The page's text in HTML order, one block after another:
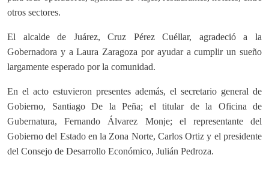
otros sectores.
El alcalde de Juárez, Cruz Pérez Cuéllar, agradeció a la
Gobernadora y a Laura Zaragoza por ayudar a cumplir un sueño
largamente esperado por la comunidad.
En el acto estuvieron presentes además, el secretario general de
Gobierno, Santiago De la Peña; el titular de la Oficina de
Gubernatura, Fernando Álvarez Monje; el representante del
Gobierno del Estado en la Zona Norte, Carlos Ortiz y el presidente
del Consejo de Desarrollo Económico, Julián Pedroza.